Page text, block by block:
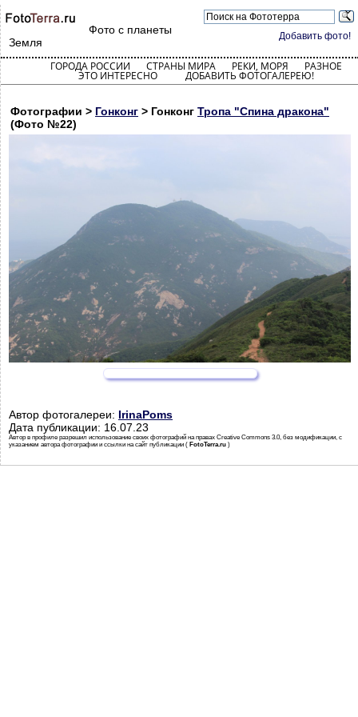
Добавить фото!
Фото с планеты
Земля
ГОРОДА РОССИИ СТРАНЫ МИРА РЕКИ, МОРЯ РАЗНОЕ
ЭТО ИНТЕРЕСНО ДОБАВИТЬ ФОТОГАЛЕРЕЮ!
Фотографии > Гонконг > Гонконг Тропа "Спина дракона"
(Фото №22)
Автор фотогалереи: IrinaPoms
Дата публикации: 16.07.23
Автор в профиле разрешил использование своих фотографий на правах Creative Commons 3.0, без модификации, с
указанием автора фотографии и ссылки на сайт публикации ( FotoTerra.ru )